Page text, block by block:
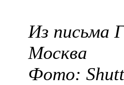
Из письма
Москва
Фото: